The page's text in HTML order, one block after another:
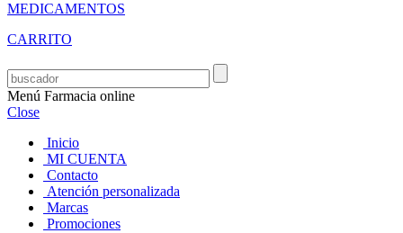
MEDICAMENTOS
CARRITO
Menú Farmacia online
Close
Inicio
MI CUENTA
Contacto
Atención personalizada
Marcas
Promociones